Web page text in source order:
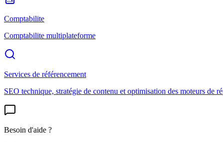
Comptabilite
Comptabilite multiplateforme
Services de référencement
SEO technique, stratégie de contenu et optimisation des moteurs de
Besoin d'aide ?